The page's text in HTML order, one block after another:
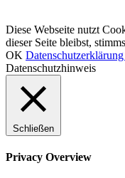
Diese Webseite nutzt
dieser Seite bleibst,
OK Datenschutzerklärung
Datenschutzhinweis
Schließen
Privacy Overview